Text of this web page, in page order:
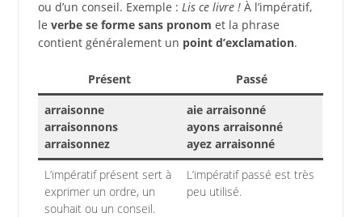
ou d’un conseil. Exemple : Lis ce livre !À l’impératif,
le verbe se forme sans pronom et la phrase
contient généralement un point d’exclamation.
Présent
Passé
arraisonne
arraisonnons
arraisonnez
aie arraisonné
ayons arraisonné
ayez arraisonné
L’impératif présent sert à
exprimer un ordre, un
souhait ou un conseil.
L’impératif passé est très
peu utilisé.